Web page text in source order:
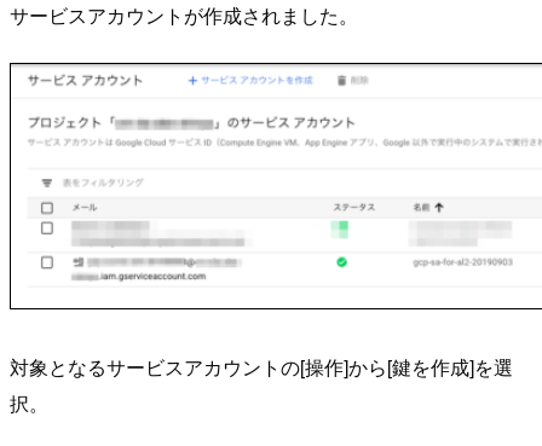
サービスアカウントが作成されました。
対象となるサービスアカウントの[操作]から[鍵を作成]を選
択。